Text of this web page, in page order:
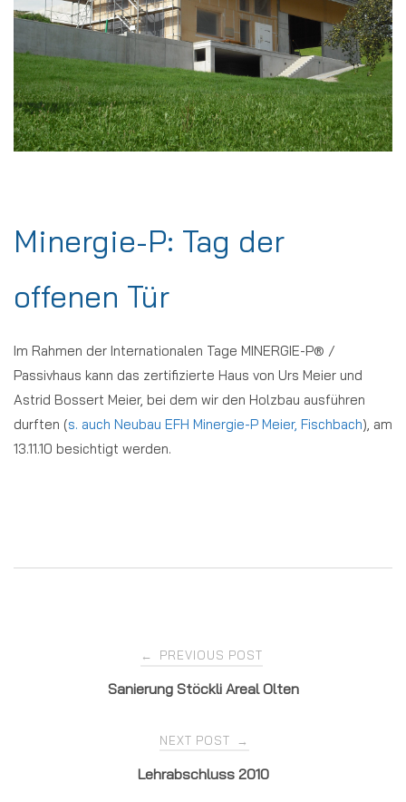
Minergie-P: Tag der
offenen Tür
Im Rahmen der Internationalen Tage MINERGIE-P® /
Passivhaus kann das zertifizierte Haus von Urs Meier und
Astrid Bossert Meier, bei dem wir den Holzbau ausführen
durften (s. auch Neubau EFH Minergie-P Meier, Fischbach), am
13.11.10 besichtigt werden.
← PREVIOUS POST
Sanierung Stöckli Areal Olten
NEXT POST →
Lehrabschluss 2010